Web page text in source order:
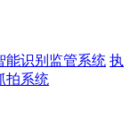
能识别监管系统 执
拍系统